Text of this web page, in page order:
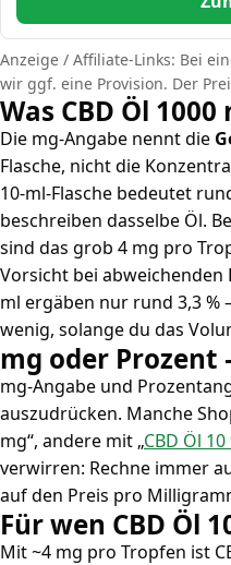
Anzeige / Affiliate-Links: Bei
wir ggf. eine Provision. Der
Was CBD Öl
Die mg-Angabe nennt die
Flasche, nicht die
10-ml-Flasche bedeutet
beschreiben dasselbe Öl.
sind das grob 4 mg pro
Vorsicht bei abweichenden
ml ergäben nur rund 3,3 %
wenig, solange du das
mg oder Prozent
mg-Angabe und
auszudrücken. Manche
mg“, andere mit „CBD Öl 10
verwirren: Rechne immer
auf den Preis pro
Für wen CBD Öl
Mit ~4 mg pro Tropfen ist